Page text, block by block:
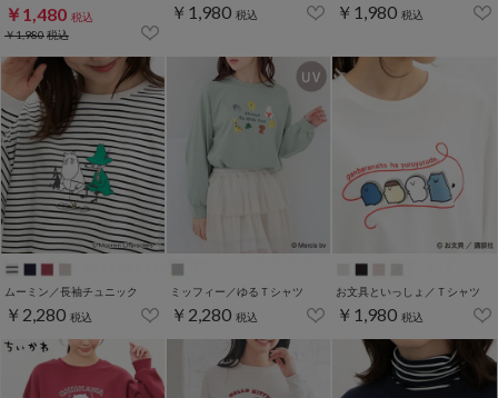
￥1,480 税込
￥1,980税込
￥1,980 税込 ￥1,980 税込
ムーミン／長袖チュニック
￥2,280 税込
ミッフィー／ゆるＴシャツ
￥2,280 税込
お文具といっしょ／Ｔシャツ
￥1,980 税込